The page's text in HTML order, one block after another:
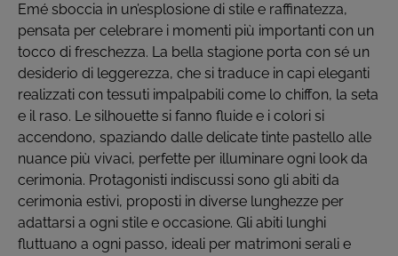
Emé sboccia in un’esplosione di stile e raffinatezza,
pensata per celebrare i momenti più importanti con un
tocco di freschezza. La bella stagione porta con sé un
desiderio di leggerezza, che si traduce in capi eleganti
realizzati con tessuti impalpabili come lo chiffon, la seta
e il raso. Le silhouette si fanno fluide e i colori si
accendono, spaziando dalle delicate tinte pastello alle
nuance più vivaci, perfette per illuminare ogni look da
cerimonia. Protagonisti indiscussi sono gli abiti da
cerimonia estivi, proposti in diverse lunghezze per
adattarsi a ogni stile e occasione. Gli abiti lunghi
fluttuano a ogni passo, ideali per matrimoni serali e